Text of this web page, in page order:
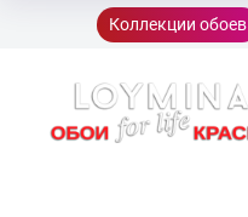
Коллекции обоев